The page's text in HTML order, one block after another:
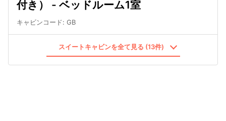
付き） - ベッドルーム1室
キャビンコード: GB
スイートキャビンを全て見る (13件)